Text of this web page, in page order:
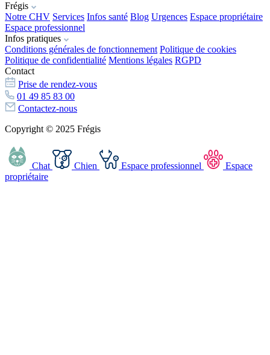
Frégis
Notre CHV Services Infos santé Blog Urgences Espace propriétaire
Espace professionnel
Infos pratiques
Conditions générales de fonctionnement Politique de cookies
Politique de confidentialité Mentions légales RGPD
Contact
Prise de rendez-vous
01 49 85 83 00
Contactez-nous
Copyright © 2025 Frégis
Chat Chien Espace professionnel
Espace
propriétaire